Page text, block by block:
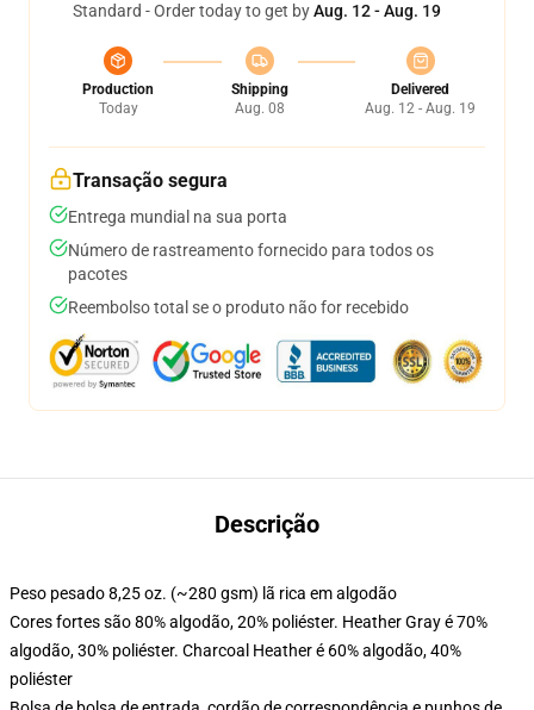
Standard - Order today to get byAug. 12 - Aug. 19
Production
Today
Shipping
Aug. 08
Delivered
Aug. 12 - Aug. 19
Transação segura
Entrega mundial na sua porta
Número de rastreamento fornecido para todos os
pacotes
Reembolso total se o produto não for recebido
Descrição
Peso pesado 8,25 oz. (~280 gsm) lã rica em algodão
Cores fortes são 80% algodão, 20% poliéster. Heather Gray é 70%
algodão, 30% poliéster. Charcoal Heather é 60% algodão, 40%
poliéster